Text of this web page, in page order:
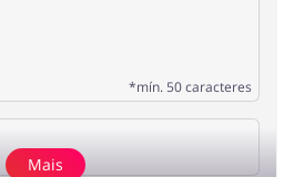
*mín. 50 caracteres
Mais